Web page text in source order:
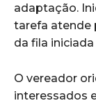
adaptação.
tarefa atende
da fila
O vereador
interessados